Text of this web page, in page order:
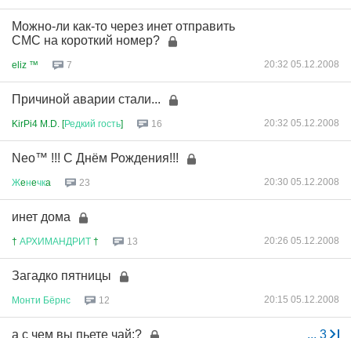
Можно-ли как-то через инет отправить
СМС на короткий номер?
eliz ™ 7 20:32 05.12.2008
Причиной аварии стали...
KirPi4 M.D. [Редкий гость] 16 20:32 05.12.2008
Neo™ !!! С Днём Рождения!!!
Жeнeчкa 23 20:30 05.12.2008
инет дома
† АРХИМАНДРИТ † 13 20:26 05.12.2008
Загадко пятницы
Монти Бёрнс 12 20:15 05.12.2008
... 3
а с чем вы пьете чай:?